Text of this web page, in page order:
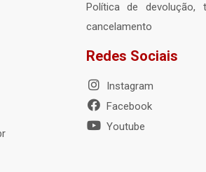
Política de devolução,
cancelamento
Redes Sociais
Instagram
Facebook
Youtube